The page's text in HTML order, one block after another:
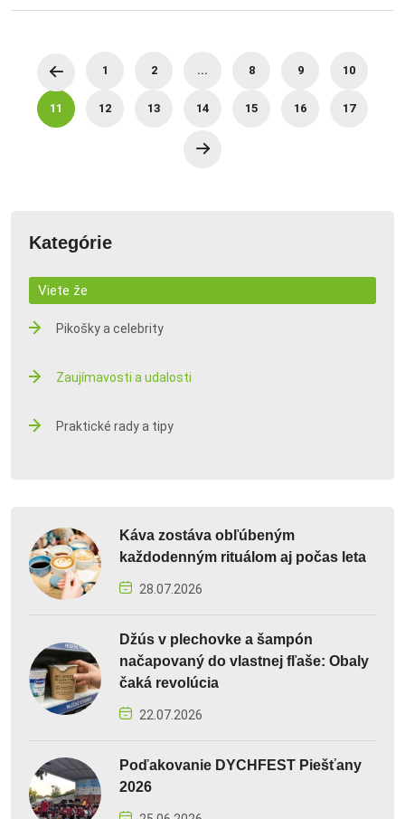
1 2 ... 8 9 10
11 12 13 14 15 16 17
Kategórie
Viete že
Pikošky a celebrity
Zaujímavosti a udalosti
Praktické rady a tipy
Káva zostáva obľúbeným
každodenným rituálom aj počas leta
28.07.2026
Džús v plechovke a šampón
načapovaný do vlastnej fľaše: Obaly
čaká revolúcia
22.07.2026
Poďakovanie DYCHFEST Piešťany
2026